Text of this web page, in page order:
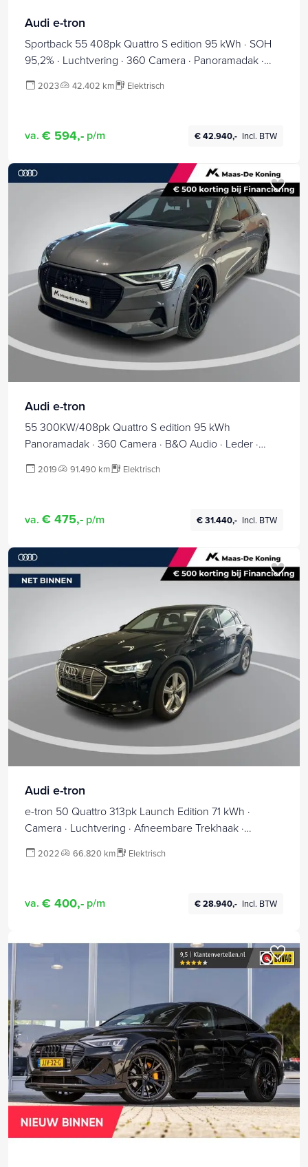
Audi e-tron
Sportback 55 408pk Quattro S edition 95 kWh · SOH
95,2% · Luchtvering · 360 Camera · Panoramadak ·
Optiek Plus ·21'' Inch ·
2023 42.402 km Elektrisch
va. € 594,- p/m € 42.940,- Incl. BTW
Audi e-tron
55 300KW/408pk Quattro S edition 95 kWh
Panoramadak · 360 Camera · B&O Audio · Leder ·
2019 91.490 km Elektrisch
va. € 475,- p/m € 31.440,- Incl. BTW
Audi e-tron
e-tron 50 Quattro 313pk Launch Edition 71 kWh ·
Camera · Luchtvering · Afneembare Trekhaak ·
2022 66.820 km Elektrisch
va. € 400,- p/m € 28.940,- Incl. BTW